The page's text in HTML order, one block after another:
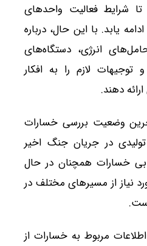
شرایط فعالیت واحدهای
یابد. با این حال، درباره
انرژی، دستگاه‌های
لازم را به افکار
دهند.
وضعیت بررسی خسارات
در جریان جنگ اخیر
خسارات همچنان در حال
نیاز از مسیرهای مختلف در
مربوط به خسارات از